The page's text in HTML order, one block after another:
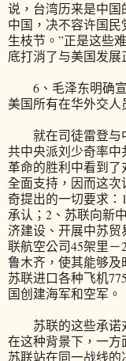
说，台湾历来是中
中国，决不容许国
生枝节。”正是这些
底打消了与美国发展
6、毛泽东明确宣
美国所有在华外交人
就在司徒雷登与中
共中央派刘少奇率
革命的胜利中看到
全面支持，因而这
奇提出的一切要求
承认；2、苏联向新
济建设、开展中苏
联航空公司45架里
鲁木齐，使其能够及
苏联进口各种飞机
国创建海军和空军。
苏联的这些承诺
在这种背景下，一
苏联站在同一战线